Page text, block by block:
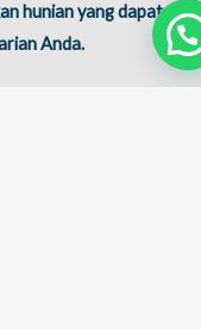
hunian yang dapat
Anda.